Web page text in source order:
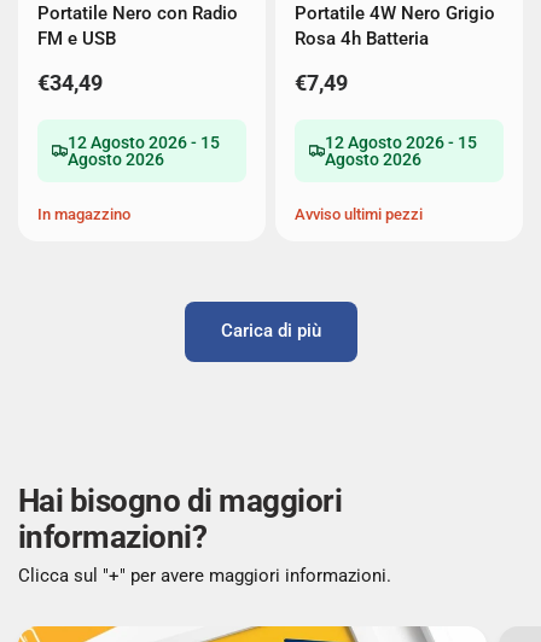
Portatile Nero con Radio
FM e USB
€34,49
12 Agosto 2026 - 15
Agosto 2026
In magazzino
Portatile 4W Nero Grigio
Rosa 4h Batteria
€7,49
12 Agosto 2026 - 15
Agosto 2026
Avviso ultimi pezzi
Carica di più
Hai bisogno di maggiori
informazioni?
Clicca sul "+" per avere maggiori informazioni.